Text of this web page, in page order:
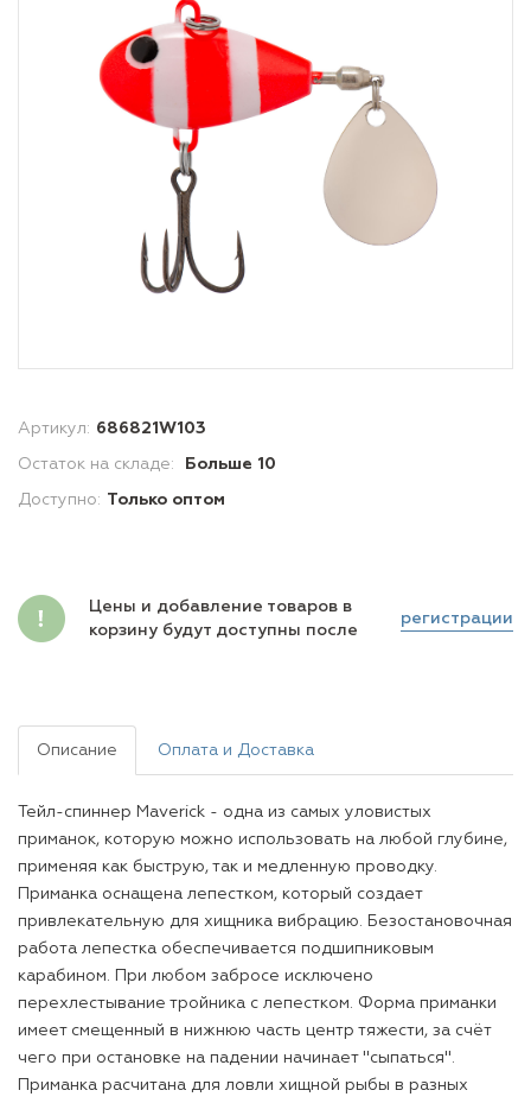
Артикул: 686821W103
Остаток на складе: Больше 10
Доступно: Только оптом
Цены и добавление товаров в
корзину будут доступны после
регистрации
Описание Оплата и Доставка
Тейл-спиннер Maverick - одна из самых уловистых
приманок, которую можно использовать на любой глубине,
применяя как быструю, так и медленную проводку.
Приманка оснащена лепестком, который создает
привлекательную для хищника вибрацию. Безостановочная
работа лепестка обеспечивается подшипниковым
карабином. При любом забросе исключено
перехлестывание тройника с лепестком. Форма приманки
имеет смещенный в нижнюю часть центр тяжести, за счёт
чего при остановке на падении начинает "сыпаться".
Приманка расчитана для ловли хищной рыбы в разных